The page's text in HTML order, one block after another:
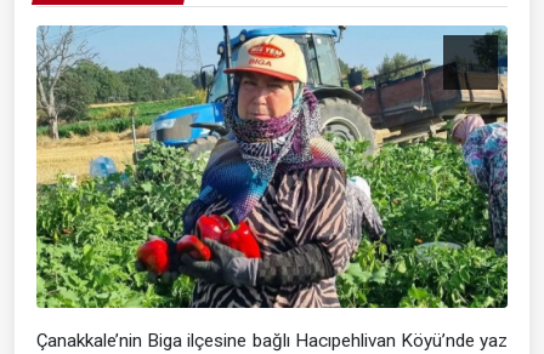
Çanakkale’nin Biga ilçesine bağlı Hacıpehlivan Köyü’nde yaz